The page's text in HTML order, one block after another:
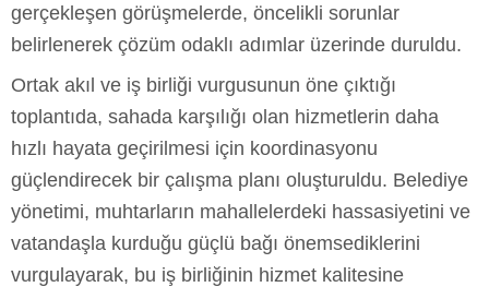
gerçekleşen görüşmelerde, öncelikli sorunlar
belirlenerek çözüm odaklı adımlar üzerinde duruldu.
Ortak akıl ve iş birliği vurgusunun öne çıktığı
toplantıda, sahada karşılığı olan hizmetlerin daha
hızlı hayata geçirilmesi için koordinasyonu
güçlendirecek bir çalışma planı oluşturuldu. Belediye
yönetimi, muhtarların mahallelerdeki hassasiyetini ve
vatandaşla kurduğu güçlü bağı önemsediklerini
vurgulayarak, bu iş birliğinin hizmet kalitesine